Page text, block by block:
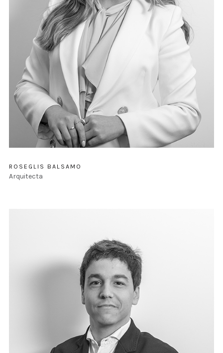
ROSEGLIS BALSAMO
Arquitecta